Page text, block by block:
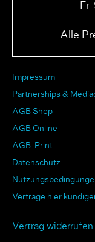
Alle
Impressum
Partnerships &
AGB Shop
AGB Online
AGB-Print
Datenschutz
Verträge hier
Vertrag widerrufen